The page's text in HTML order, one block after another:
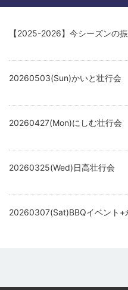
【2025-2026】今シーズンの
20260503(Sun)かいと壮行会
20260427(Mon)にしむ壮行会
20260325(Wed)日高壮行会
20260307(Sat)BBQイベント+